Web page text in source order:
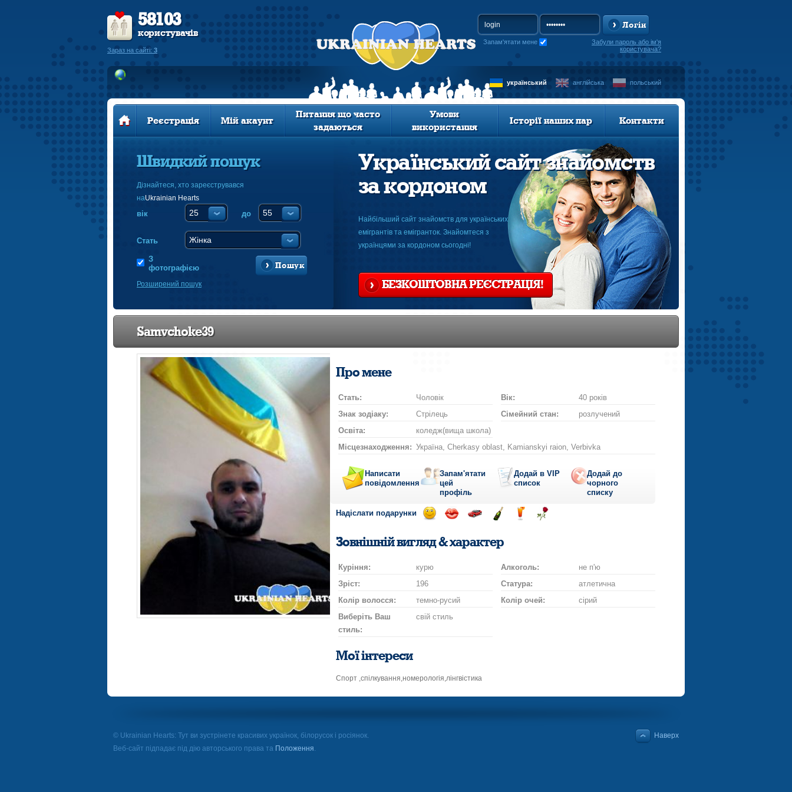
58103
користувачів
Зараз на сайті: 3
Логін
Запам'ятати мене
Забули пароль або ім'я
користувача?
український англійська польський
Реєстрація Мій акаунт
Питання що часто
задаються
Умови
використання
Історії наших пар Контакти
Швидкий пошук
Дізнайтеся, хто зареєструвався
наUkrainian Hearts
вік до
Стать
З
фотографією
Пошук
Розширений пошук
Український сайт знайомств
за кордоном
Найбільший сайт знайомств для українських
емігрантів та емігранток. Знайомтеся з
українцями за кордоном сьогодні!
БЕЗКОШТОВНА РЕЄСТРАЦІЯ!
Samvchoke39
Про мене
Стать: Чоловік Вік:
40 років
Знак зодіаку:
Стрілець Сімейний стан:
розлучений
Освіта:
коледж(вища школа)
Місцезнаходження: Україна, Cherkasy oblast, Kamianskyi raion, Verbivka
Написати
повідомлення
Запам'ятати
цей
профіль
Додай в VIP
список
Додай до
чорного
списку
Надіслати подарунки
посмішку
автомобілі
Зовнішній вигляд & характер
Куріння: курю Алкоголь:
не п'ю
Зріст:
196 Статура:
атлетична
Колір волосся:
темно-русий Колір очей:
сірий
Виберіть Ваш
стиль:
свій стиль
Мої інтереси
Спорт ,спілкування,номерологія,лінгвістика
© Ukrainian Hearts: Тут ви зустрінете красивих українок, білорусок і росіянок.
Веб-сайт підпадає під дію авторського права та Положення.
Наверх